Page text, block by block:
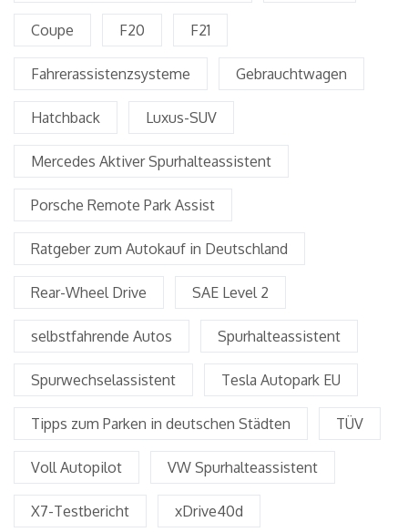
Coupe F20 F21
Fahrerassistenzsysteme Gebrauchtwagen
Hatchback Luxus-SUV
Mercedes Aktiver Spurhalteassistent
Porsche Remote Park Assist
Ratgeber zum Autokauf in Deutschland
Rear-Wheel Drive SAE Level 2
selbstfahrende Autos Spurhalteassistent
Spurwechselassistent Tesla Autopark EU
Tipps zum Parken in deutschen Städten TÜV
Voll Autopilot VW Spurhalteassistent
X7-Testbericht xDrive40d